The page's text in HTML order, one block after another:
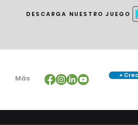
DESCARGA NUESTRO JUEGO
+
Más